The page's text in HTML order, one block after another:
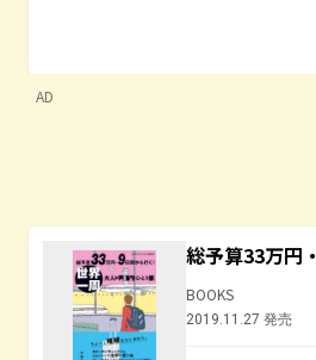
AD
総予算33万円
BOOKS
2019.11.27 発売